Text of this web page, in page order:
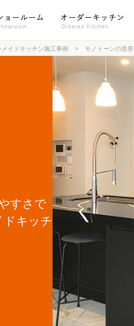
イドキッチン施工事例 モノトーンの造
すさで
ドキッチ